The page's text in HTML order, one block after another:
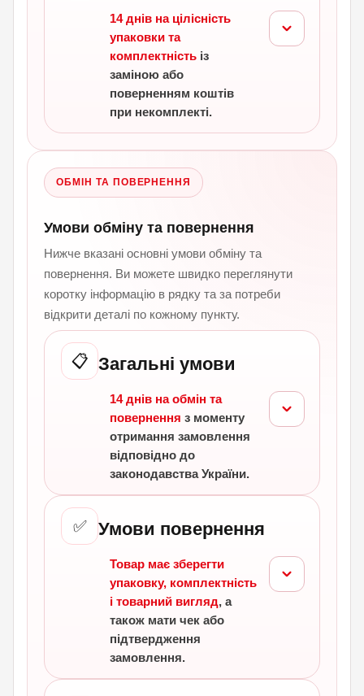
14 днів на цілісність
упаковки та
комплектність із
заміною або
поверненням коштів
при некомплекті.
ОБМІН ТА ПОВЕРНЕННЯ
Умови обміну та повернення
Нижче вказані основні умови обміну та
повернення. Ви можете швидко переглянути
коротку інформацію в рядку та за потреби
відкрити деталі по кожному пункту.
📋 Загальні умови
14 днів на обмін та
повернення з моменту
отримання замовлення
відповідно до
законодавства України.
✅ Умови повернення
Товар має зберегти
упаковку, комплектність
і товарний вигляд, а
також мати чек або
підтвердження
замовлення.